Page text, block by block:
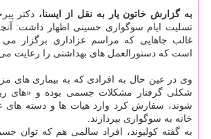
به گزارش خاتون یار به نقل از ایسنا، دکتر
تسلیت ایام سوگواری حسینی اظهار داشت:
غالب جاهایی که مراسم عزاداری برگزار می
است که دستورالعمل های بهداشتی را رعایت می
وی در عین حال به افرادی که به بیماری های
شکلی گرفتار مشکلات جسمی بوده و
شوند، سفارش کرد وارد هیات ها و دسته های
خانه به سوگواری بپردازند.
به گفته کولیوند، افراد سالمی هم که توان